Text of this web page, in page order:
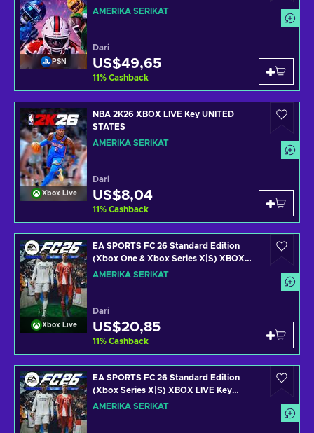
PSN
UNITED STATES
AMERIKA SERIKAT
Dari
US$49,65
11% Cashback
Xbox Live
NBA 2K26 XBOX LIVE Key UNITED
STATES
AMERIKA SERIKAT
Dari
US$8,04
11% Cashback
Xbox Live
EA SPORTS FC 26 Standard Edition
(Xbox One & Xbox Series X|S) XBOX
LIVE Key UNITED STATES
AMERIKA SERIKAT
Dari
US$20,85
11% Cashback
EA SPORTS FC 26 Standard Edition
(Xbox Series X|S) XBOX LIVE Key
UNITED STATES
AMERIKA SERIKAT